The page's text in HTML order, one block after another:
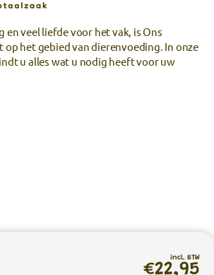
€22,95
incl. BTW
en veel liefde voor het vak, is Ons
op het gebied van dierenvoeding. In onze
u alles wat u nodig heeft voor uw